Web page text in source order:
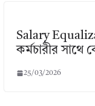
Salary
কর্মচারীর
25/03/2026